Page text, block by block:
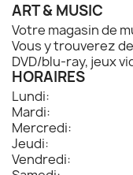
ART & MUSIC
Votre magasin de
Vous y trouverez
DVD/blu-ray, jeux
HORAIRES
Lundi:
Mardi:
Mercredi:
Jeudi:
Vendredi: